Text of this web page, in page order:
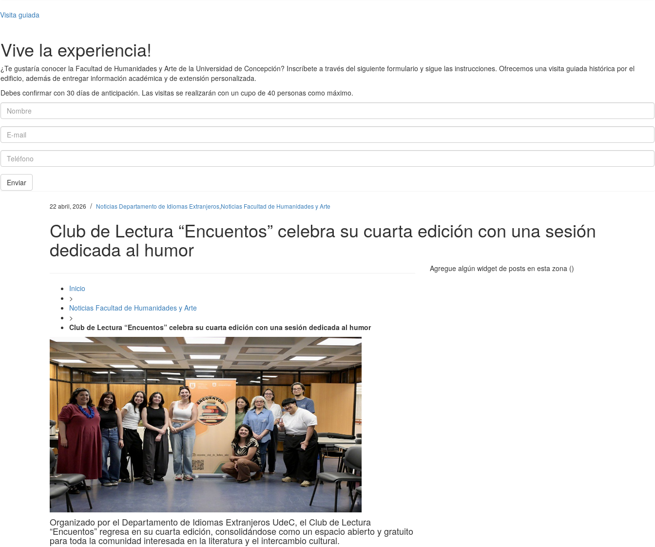
Visita guiada
Vive la experiencia!
¿Te gustaría conocer la Facultad de Humanidades y Arte de la Universidad de Concepción? Inscríbete a través del siguiente formulario y sigue las instrucciones. Ofrecemos una visita guiada histórica por el
edificio, además de entregar información académica y de extensión personalizada.
Debes confirmar con 30 días de anticipación. Las visitas se realizarán con un cupo de 40 personas como máximo.
Nombre
E-mail
Teléfono
Enviar
22 abril, 2026 / Noticias Departamento de Idiomas Extranjeros,Noticias Facultad de Humanidades y Arte
Club de Lectura “Encuentos” celebra su cuarta edición con una sesión
dedicada al humor
Inicio
>
Noticias Facultad de Humanidades y Arte
>
Club de Lectura “Encuentos” celebra su cuarta edición con una sesión dedicada al humor
Organizado por el Departamento de Idiomas Extranjeros UdeC, el Club de Lectura
“Encuentos” regresa en su cuarta edición, consolidándose como un espacio abierto y gratuito
para toda la comunidad interesada en la literatura y el intercambio cultural.
Agregue algún widget de posts en esta zona ()